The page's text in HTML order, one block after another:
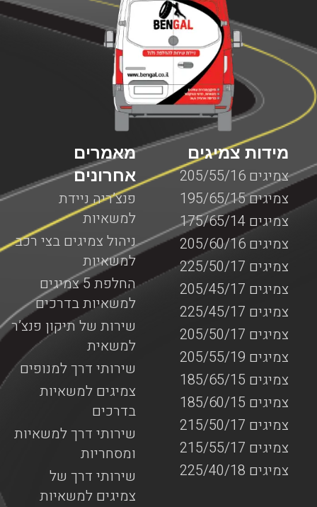
מאמרים
אחרונים
פנצ’ריה ניידת
למשאיות
ניהול צמיגים בצי רכב
למשאיות
החלפת 5 צמיגים
למשאיות בדרכים
שירות של תיקון פנצ’ר
למשאית
שירותי דרך למנופים
צמיגים למשאיות
בדרכים
שירותי דרך למשאיות
ומסחריות
שירותי דרך של
צמיגים למשאיות
מידות צמיגים
צמיגים 205/55/16
צמיגים 195/65/15
צמיגים 175/65/14
צמיגים 205/60/16
צמיגים 225/50/17
צמיגים 205/45/17
צמיגים 225/45/17
צמיגים 205/50/17
צמיגים 205/55/19
צמיגים 185/65/15
צמיגים 185/60/15
צמיגים 215/50/17
צמיגים 215/55/17
צמיגים 225/40/18